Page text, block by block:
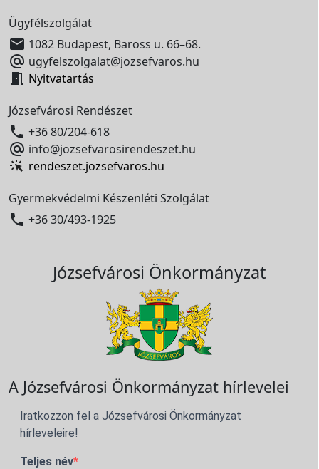
Ügyfélszolgálat
 1082 Budapest, Baross u. 66–68.
 ugyfelszolgalat@jozsefvaros.hu
 Nyitvatartás
Józsefvárosi Rendészet
 +36 80/204-618
 info@jozsefvarosirendeszet.hu
rendeszet.jozsefvaros.hu
Gyermekvédelmi Készenléti Szolgálat
 +36 30/493-1925
Józsefvárosi Önkormányzat
A Józsefvárosi Önkormányzat hírlevelei
Iratkozzon fel a Józsefvárosi Önkormányzat
hírleveleire!
Teljes név